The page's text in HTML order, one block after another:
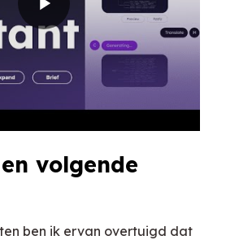
volgende
ben ik ervan overtuigd dat